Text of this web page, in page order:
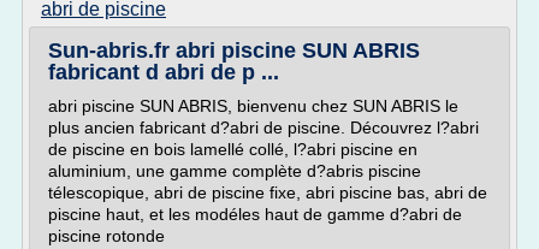
abri de piscine
Sun-abris.fr abri piscine SUN ABRIS
fabricant d abri de p ...
abri piscine SUN ABRIS, bienvenu chez SUN ABRIS le
plus ancien fabricant d?abri de piscine. Découvrez l?abri
de piscine en bois lamellé collé, l?abri piscine en
aluminium, une gamme complète d?abris piscine
télescopique, abri de piscine fixe, abri piscine bas, abri de
piscine haut, et les modéles haut de gamme d?abri de
piscine rotonde